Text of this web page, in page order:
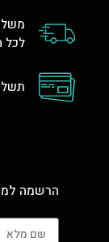
לכל
הרשמה